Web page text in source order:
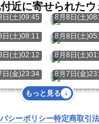
近に寄せられた
日(土)09:45 8月8日(土
日(土)08:11 8月8日(土
日(土)02:12 8月8日(土
日(金)23:34 8月7日(金
日(金)21:23 8月7日(金
もっと見る
シーポリシー特定商取引